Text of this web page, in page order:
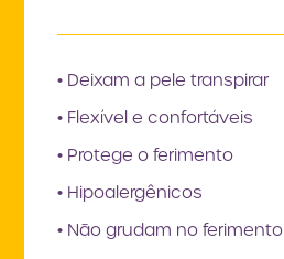
• Deixam a pele transpirar
• Flexível e confortáveis
• Protege o ferimento
• Hipoalergênicos
• Não grudam no ferimento